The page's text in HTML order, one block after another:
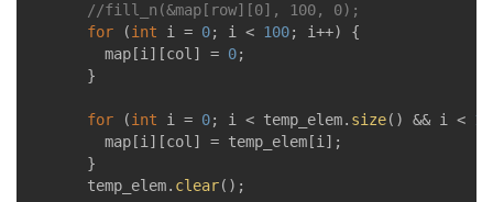
//fill_n(&map[row][0], 100, 0);
for (int i = 0; i < 100; i++) {
				map[i][col] =
0;
for (int i = 0; i < temp_elem. size() && i <
			temp_elem.
clear();